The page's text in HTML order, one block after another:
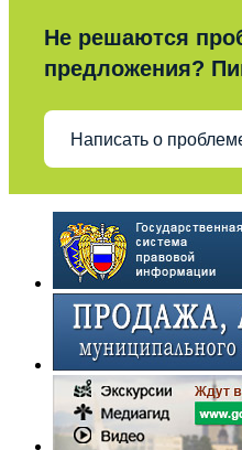
Не решаются
предложения?
Написать о